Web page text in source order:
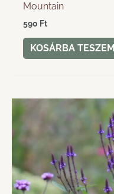
Mountain
590 Ft
KOSÁRBA TESZEM